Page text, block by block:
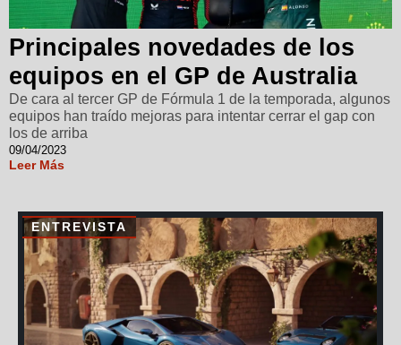
Principales novedades de los
equipos en el GP de Australia
De cara al tercer GP de Fórmula 1 de la temporada, algunos
equipos han traído mejoras para intentar cerrar el gap con
los de arriba
09/04/2023
Leer Más
ENTREVISTA